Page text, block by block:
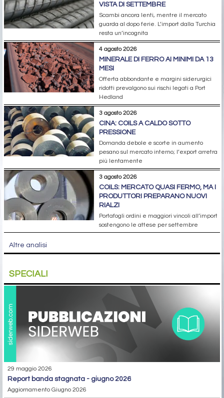
VISTA DI SETTEMBRE
Scambi ancora lenti, mentre il mercato
guarda al dopo ferie. L’import dalla Turchia
resta un’incognita
4 agosto 2026
MINERALE DI FERRO AI MINIMI DA 13
MESI
Offerta abbondante e margini siderurgici
ridotti prevalgono sui rischi legati a Port
Hedland
3 agosto 2026
CINA: COILS A CALDO SOTTO
PRESSIONE
Domanda debole e scorte in aumento
pesano sul mercato interno; l’export arretra
più lentamente
3 agosto 2026
COILS: MERCATO QUASI FERMO, MA I
PRODUTTORI PREPARANO NUOVI
RIALZI
Portafogli ordini e maggiori vincoli all’import
sostengono le attese per settembre
Altre analisi
SPECIALI
29 maggio 2026
report banda stagnata - giugno 2026
Aggiornamento Giugno 2026